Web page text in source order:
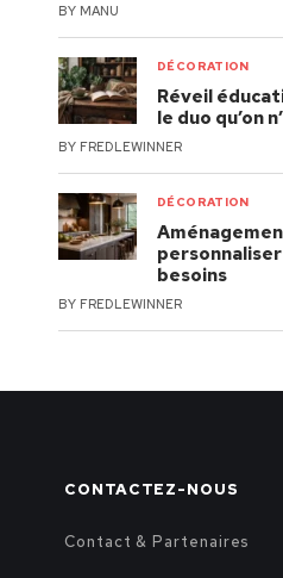
BY MANU
DÉCORATION
Réveil
le duo qu’on
BY FREDLEWINNER
DÉCORATION
personnaliser
besoins
BY FREDLEWINNER
CONTACTEZ-NOUS
Contact & Partenaires